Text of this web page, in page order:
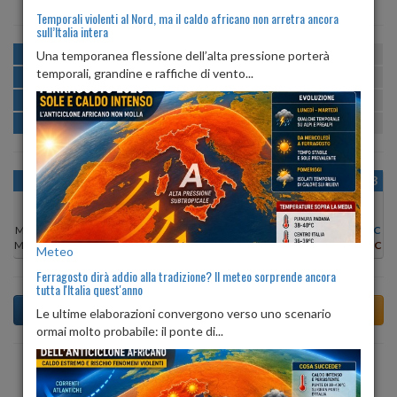
MATTINA min:22º max:28º U:
POMERIGGIO min:29º max:30º
SERA min:26º max:32º U:67% 76%
NOTTE min: 22º max:25º U:83%
OGGI
Min:
28°C
Max:30°C
SAB 08
Min:
Max:32°C
DOM 09
Min:29°C
Max:30°C
LUN 10
Min:
29°C
Max:32°C
MAR 11
Max:32°C
MER 12
Min:30°C
Max:34°C
GIO 13
29°C
Max:31°C
Previsioni del Tempo a Alonte di dopodomani
Temporali violenti al Nord, ma il caldo africano non arretra ancora
sull’Italia intera
Una temporanea flessione dell’alta pressione porterà
temporali, grandine e raffiche di vento...
Meteo
Ferragosto dirà addio alla tradizione? Il meteo sorprende ancora
tutta l'Italia quest'anno
Le ultime elaborazioni convergono verso uno scenario
ormai molto probabile: il ponte di...